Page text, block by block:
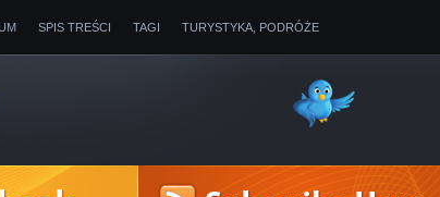
SPIS TREŚCI TAGI TURYSTYKA, PODRÓŻE